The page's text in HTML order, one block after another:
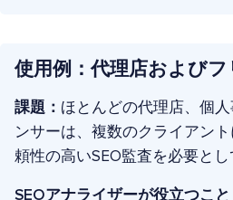
使用例：代理店および
課題： ほとんどの代理店、個
ンサーは、複数のクライアン
頼性の高いSEO監査を必要とし
SEOアナライザーが役立つこと